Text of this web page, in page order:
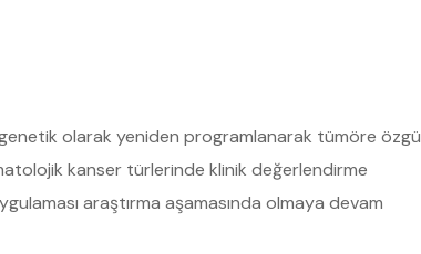
olarak yeniden programlanarak tümöre özgü
kanser türlerinde klinik değerlendirme
araştırma aşamasında olmaya devam